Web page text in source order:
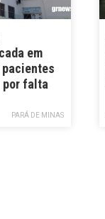
em
pacientes
por falta
PARÁ DE MINAS